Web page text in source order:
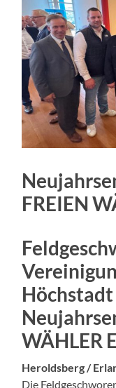
FREIEN
Höchstadt
WÄHLER
Heroldsberg /
Die